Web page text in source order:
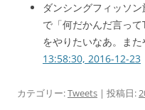
ダンシングフィッソ
で「何だかんだ言っ
をやりたいなあ。また
13:58:30, 2016-12-23
カテゴリー:Tweets | 投稿日: